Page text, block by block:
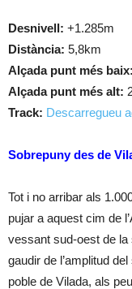
Desnivell: +1.285m
Distància: 5,8km
Alçada punt més baix:
Alçada punt més alt:
Track: Descarregueu
Sobrepuny des de
Tot i no arribar als
pujar a aquest cim de
vessant sud-oest de la
gaudir de l’amplitud
poble de Vilada, als